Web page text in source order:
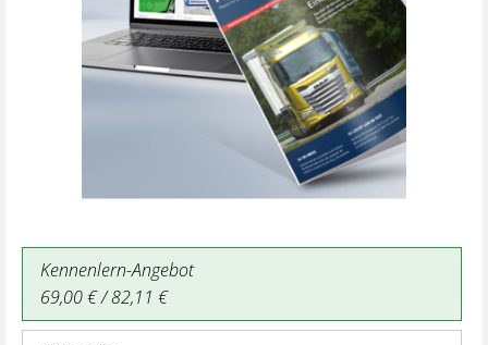
Kennenlern-Angebot
69,00 € / 82,11 €